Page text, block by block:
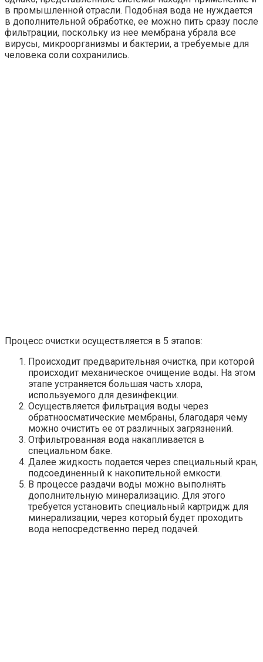
в промышленной отрасли. Подобная вода не нуждается
в дополнительной обработке, ее можно пить сразу после
фильтрации, поскольку из нее мембрана убрала все
вирусы, микроорганизмы и бактерии, а требуемые для
человека соли сохранились.
Процесс очистки осуществляется в 5 этапов:
Происходит предварительная очистка, при которой
происходит механическое очищение воды. На этом
этапе устраняется большая часть хлора,
используемого для дезинфекции.
Осуществляется фильтрация воды через
обратноосматические мембраны, благодаря чему
можно очистить ее от различных загрязнений.
Отфильтрованная вода накапливается в
специальном баке.
Далее жидкость подается через специальный кран,
подсоединенный к накопительной емкости.
В процессе раздачи воды можно выполнять
дополнительную минерализацию. Для этого
требуется установить специальный картридж для
минерализации, через который будет проходить
вода непосредственно перед подачей.